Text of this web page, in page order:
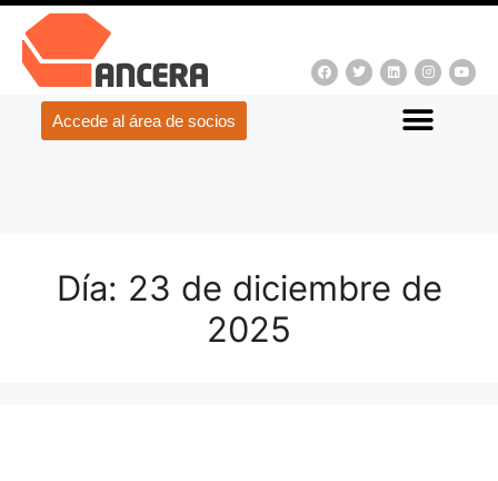
Accede al área de socios
Día: 23 de diciembre de
2025